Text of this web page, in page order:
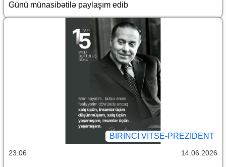
Günü münasibətilə paylaşım edib
BIRINCI VITSE-PREZIDENT
23:06 14.06.2026